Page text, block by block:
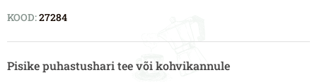
KOOD:27284
Pisike puhastushari tee või kohvikannule